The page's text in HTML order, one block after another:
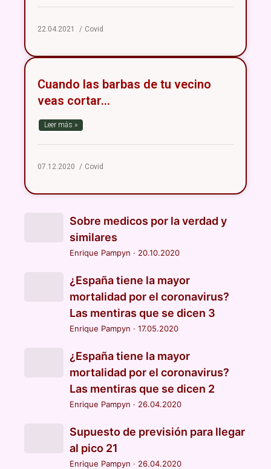
22.04.2021 Covid
Cuando las barbas de tu vecino
veas cortar…
Leer más »
07.12.2020 Covid
Sobre medicos por la verdad y
similares
Enrique Pampyn · 20.10.2020
¿España tiene la mayor
mortalidad por el coronavirus?
Las mentiras que se dicen 3
Enrique Pampyn · 17.05.2020
¿España tiene la mayor
mortalidad por el coronavirus?
Las mentiras que se dicen 2
Enrique Pampyn · 26.04.2020
Supuesto de previsión para llegar
al pico 21
Enrique Pampyn · 26.04.2020